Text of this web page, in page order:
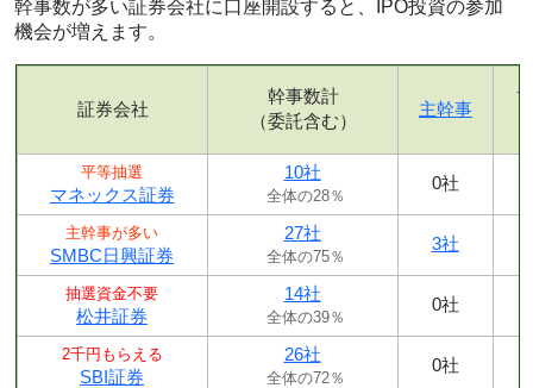
幹事数が多い証券会社に口座開設すると、IPO投資の参加
機会が増えます。
証券会社
幹事数計
（委託含む）
主幹事
平等抽選
マネックス証券
10社
全体の28％
0社
主幹事が多い
SMBC日興証券
27社
全体の75％
3社
抽選資金不要
松井証券
14社
全体の39％
0社
2千円もらえる
SBI証券
26社
全体の72％
0社